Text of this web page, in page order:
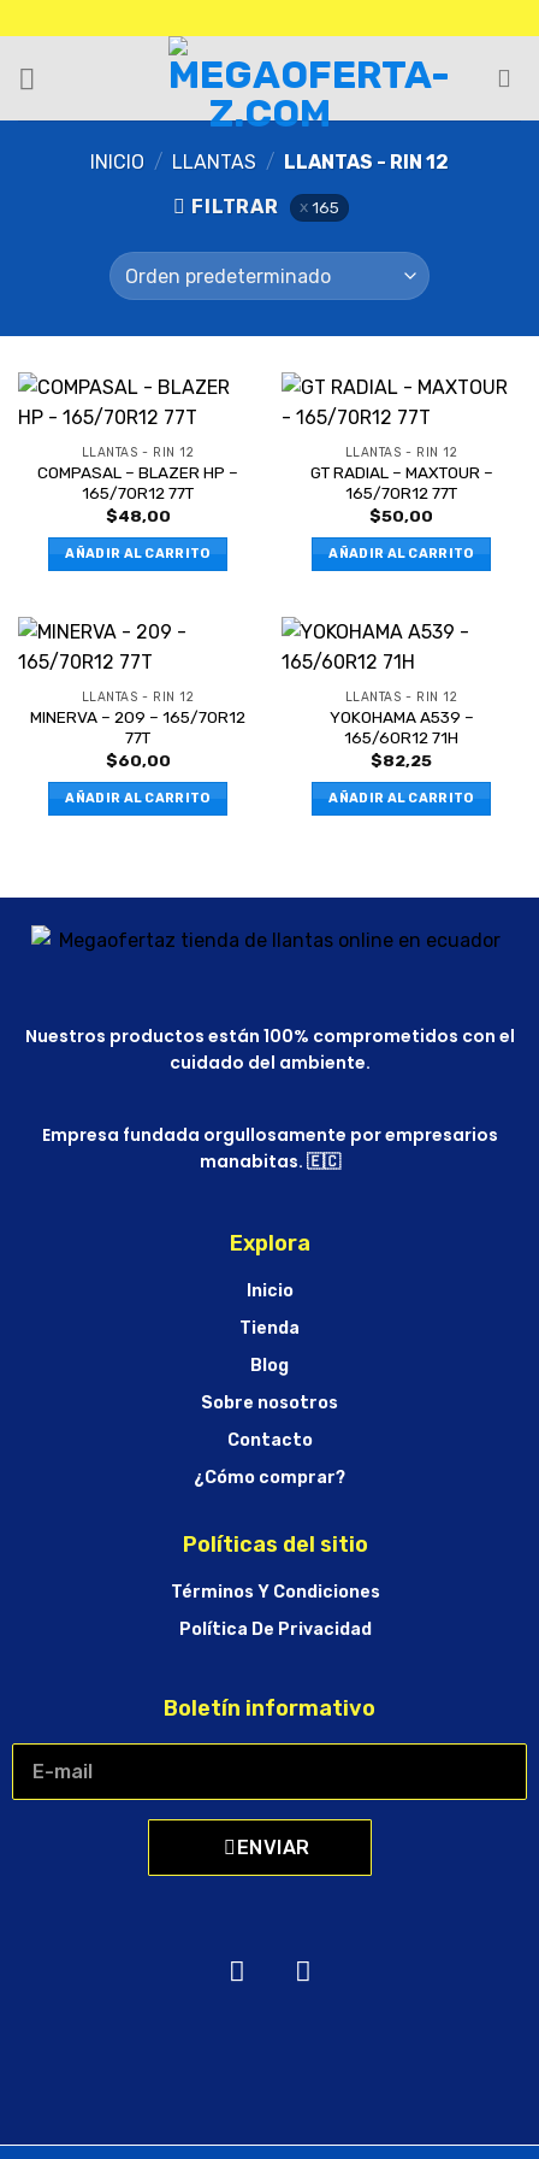
INICIO / LLANTAS / LLANTAS - RIN 12
FILTRAR
165
LLANTAS - RIN 12
COMPASAL – BLAZER HP –
165/70R12 77T
$48,00
AÑADIR AL CARRITO
LLANTAS - RIN 12
GT RADIAL – MAXTOUR –
165/70R12 77T
$50,00
AÑADIR AL CARRITO
LLANTAS - RIN 12
MINERVA – 209 – 165/70R12
77T
$60,00
AÑADIR AL CARRITO
LLANTAS - RIN 12
YOKOHAMA A539 –
165/60R12 71H
$82,25
AÑADIR AL CARRITO
Nuestros productos están 100% comprometidos con el
cuidado del ambiente.
Empresa fundada orgullosamente por empresarios
manabitas. 🇪🇨
Explora
Inicio
Tienda
Blog
Sobre nosotros
Contacto
¿Cómo comprar?
Políticas del sitio
Términos Y Condiciones
Política De Privacidad
Boletín informativo
ENVIAR